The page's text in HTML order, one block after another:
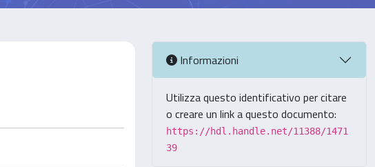
Informazioni
Utilizza questo identificativo per citare
o creare un link a questo documento:
https://hdl.handle.net/11388/1471
39